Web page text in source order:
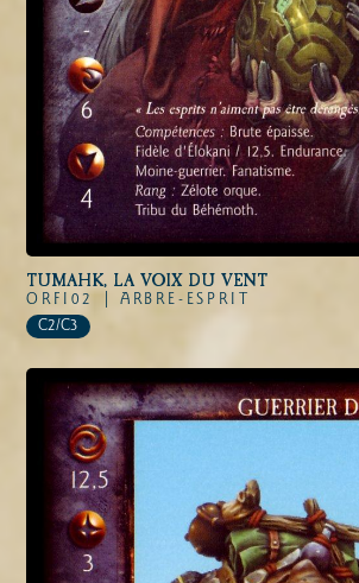
TUMAHK, LA VOIX DU VENT
ORFI02 |
ARBRE-ESPRIT
C2/C3